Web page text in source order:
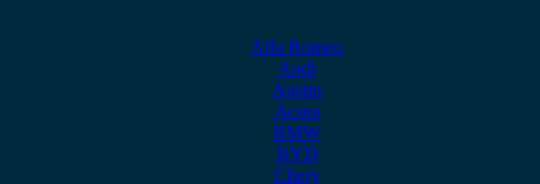
Alfa Romeo
Audi
Austin
Acura
BMW
BYD
Chery